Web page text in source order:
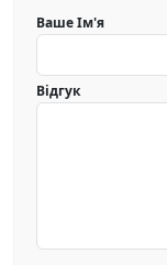
Ваше Ім'я
Відгук